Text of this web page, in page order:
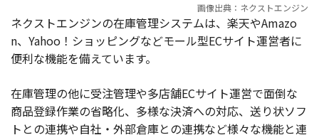
画像出典：ネクストエンジン
ネクストエンジンの在庫管理システムは、楽天やAmazo
n、Yahoo！ショッピングなどモール型ECサイト運営者に
便利な機能を備えています。
在庫管理の他に受注管理や多店舗ECサイト運営で面倒な
商品登録作業の省略化、多様な決済への対応、送り状ソフ
トとの連携や自社・外部倉庫との連携など様々な機能と連